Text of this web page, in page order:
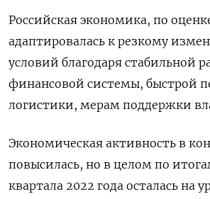
Российская экономика, по
адаптировалась к резкому
условий благодаря стабильной
финансовой системы, быстрой
логистики, мерам поддержки
Экономическая активность в
повысилась, но в целом по
квартала 2022 года осталась на